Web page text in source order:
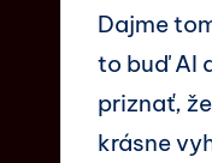
Dajme
to buď AI
priznať,
krásne